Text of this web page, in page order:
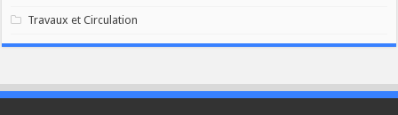
Travaux et Circulation